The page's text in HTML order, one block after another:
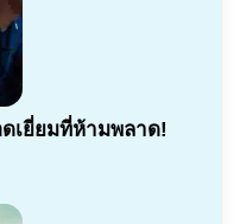
เยี่ยมที่ห้ามพลาด!